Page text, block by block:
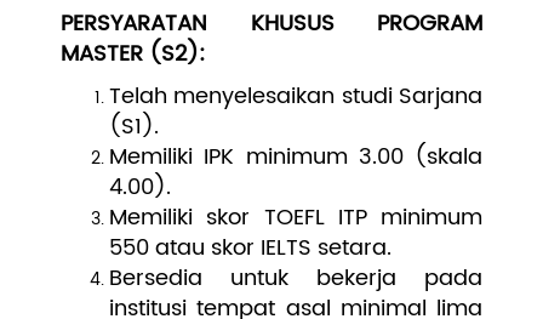
PERSYARATAN KHUSUS PROGRAM
MASTER (S2):
Telah menyelesaikan studi Sarjana
(S1).
Memiliki IPK minimum 3.00 (skala
4.00).
Memiliki skor TOEFL ITP minimum
550 atau skor IELTS setara.
Bersedia untuk bekerja pada
institusi tempat asal minimal lima